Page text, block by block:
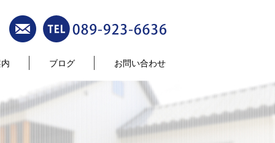
ブログ お問い合わせ